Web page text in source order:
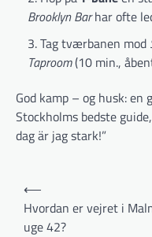
Brooklyn Barhar ofte
Tag tværbanen mod
Taproom(10 min.,
God kamp – og husk: en
Stockholms bedste
dag är jag stark!”
Indlægsnavigation
⟵
Hvordan er vejret i
uge 42?